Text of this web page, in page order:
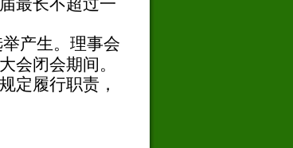
最长不超过一
产生。理事会
会闭会期间。
定履行职责，